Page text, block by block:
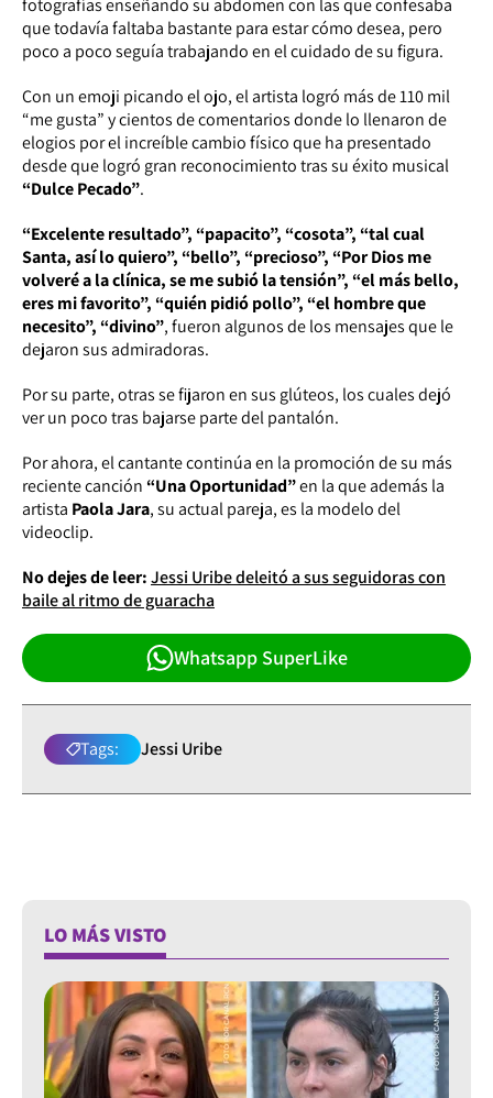
fotografías enseñando su abdomen con las que confesaba
que todavía faltaba bastante para estar cómo desea, pero
poco a poco seguía trabajando en el cuidado de su figura.
Con un emoji picando el ojo, el artista logró más de 110 mil
“me gusta” y cientos de comentarios donde lo llenaron de
elogios por el increíble cambio físico que ha presentado
desde que logró gran reconocimiento tras su éxito musical
“Dulce Pecado”.
“Excelente resultado”, “papacito”, “cosota”, “tal cual
Santa, así lo quiero”, “bello”, “precioso”, “Por Dios me
volveré a la clínica, se me subió la tensión”, “el más bello,
eres mi favorito”, “quién pidió pollo”, “el hombre que
necesito”, “divino”, fueron algunos de los mensajes que le
dejaron sus admiradoras.
Por su parte, otras se fijaron en sus glúteos, los cuales dejó
ver un poco tras bajarse parte del pantalón.
Por ahora, el cantante continúa en la promoción de su más
reciente canción“Una Oportunidad”en la que además la
artista Paola Jara, su actual pareja, es la modelo del
videoclip.
No dejes de leer:Jessi Uribe deleitó a sus seguidoras con
baile al ritmo de guaracha
Whatsapp SuperLike
Tags: Jessi Uribe
LO MÁS VISTO